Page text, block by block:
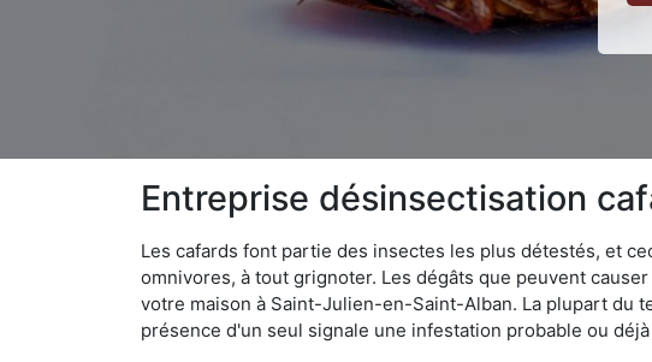
Entreprise désinsectisation
Les cafards font partie des insectes les plus détestés, et
omnivores, à tout grignoter. Les dégâts que peuvent
votre maison à Saint-Julien-en-Saint-Alban. La plupart du
présence d'un seul signale une infestation probable ou